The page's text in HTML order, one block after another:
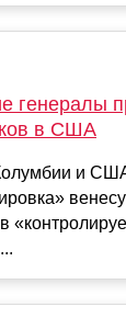
генералы
в США
и США